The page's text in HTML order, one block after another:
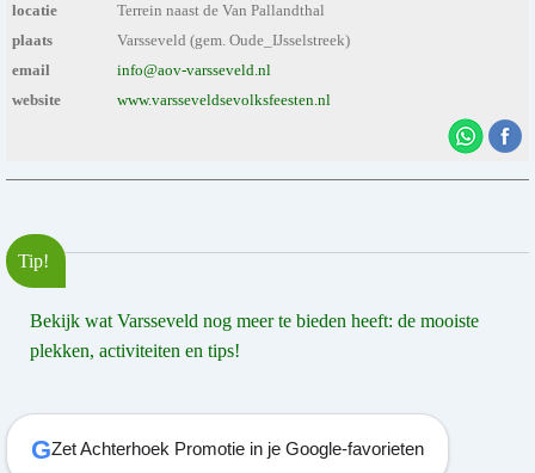
locatie
Terrein naast de Van Pallandthal
plaats
Varsseveld (gem. Oude_IJsselstreek)
email
info@aov-varsseveld.nl
website
www.varsseveldsevolksfeesten.nl
Tip!
Bekijk wat Varsseveld nog meer te bieden heeft: de mooiste
plekken, activiteiten en tips!
GZet Achterhoek Promotie in je Google-favorieten